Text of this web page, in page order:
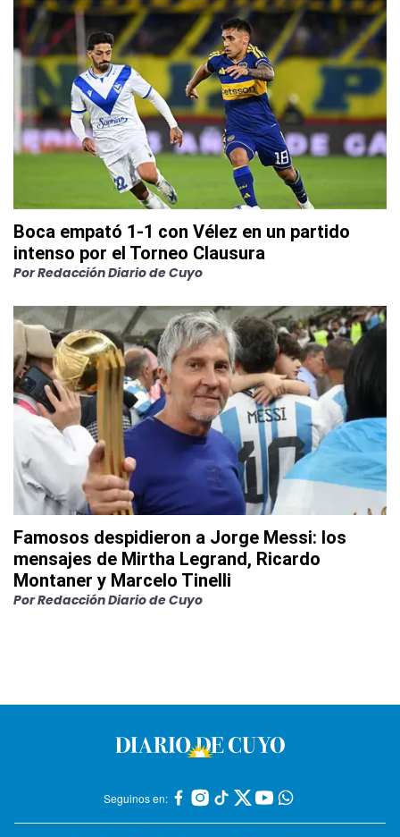
Boca empató 1-1 con Vélez en un partido
intenso por el Torneo Clausura
PorRedacción Diario de Cuyo
Famosos despidieron a Jorge Messi: los
mensajes de Mirtha Legrand, Ricardo
Montaner y Marcelo Tinelli
PorRedacción Diario de Cuyo
Seguinos en: